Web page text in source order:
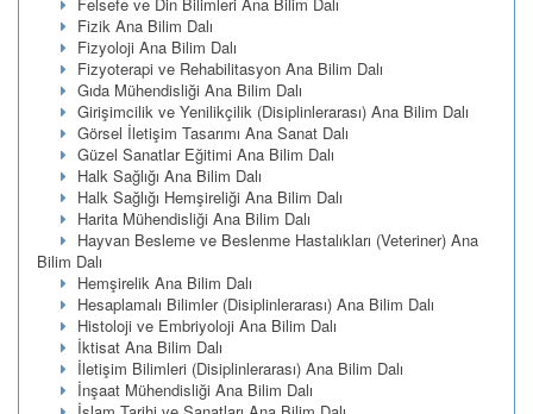
Felsefe ve Din Bilimleri Ana Bilim Dalı
Fizik Ana Bilim Dalı
Fizyoloji Ana Bilim Dalı
Fizyoterapi ve Rehabilitasyon Ana Bilim Dalı
Gıda Mühendisliği Ana Bilim Dalı
Girişimcilik ve Yenilikçilik (Disiplinlerarası) Ana Bilim Dalı
Görsel İletişim Tasarımı Ana Sanat Dalı
Güzel Sanatlar Eğitimi Ana Bilim Dalı
Halk Sağlığı Ana Bilim Dalı
Halk Sağlığı Hemşireliği Ana Bilim Dalı
Harita Mühendisliği Ana Bilim Dalı
Hayvan Besleme ve Beslenme Hastalıkları (Veteriner) Ana
Bilim Dalı
Hemşirelik Ana Bilim Dalı
Hesaplamalı Bilimler (Disiplinlerarası) Ana Bilim Dalı
Histoloji ve Embriyoloji Ana Bilim Dalı
İktisat Ana Bilim Dalı
İletişim Bilimleri (Disiplinlerarası) Ana Bilim Dalı
İnşaat Mühendisliği Ana Bilim Dalı